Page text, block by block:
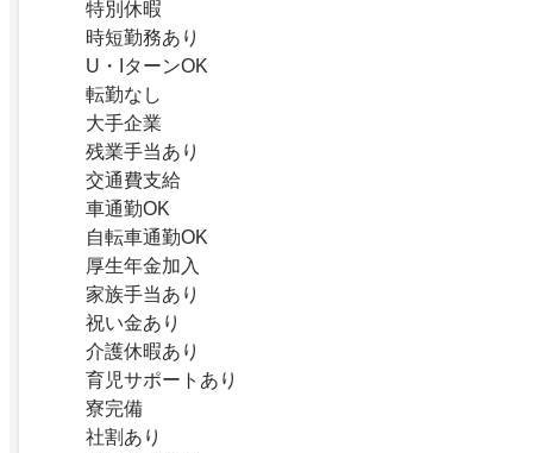
特別休暇
時短勤務あり
U・IターンOK
転勤なし
大手企業
残業手当あり
交通費支給
車通勤OK
自転車通勤OK
厚生年金加入
家族手当あり
祝い金あり
介護休暇あり
育児サポートあり
寮完備
社割あり